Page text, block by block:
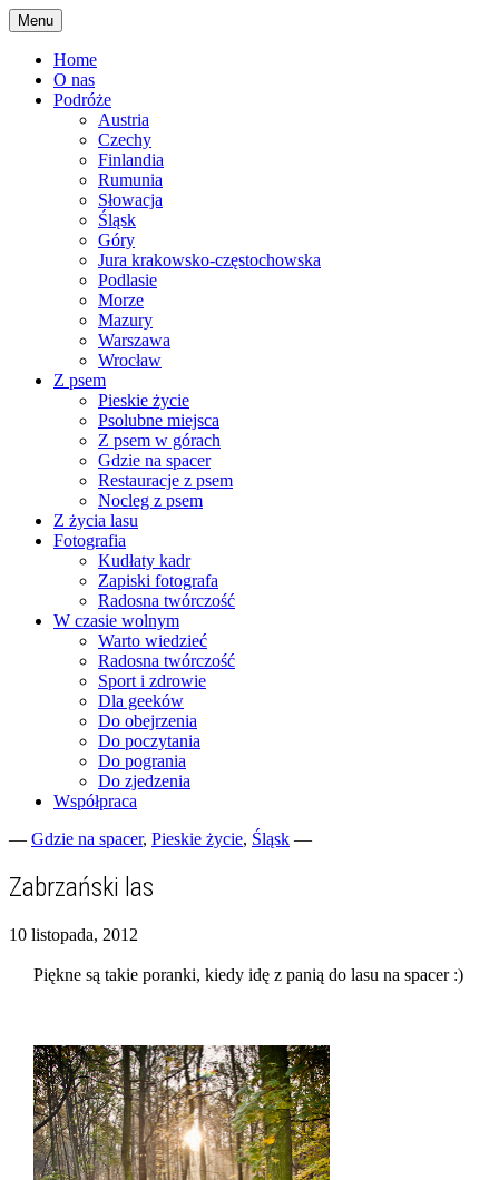
Skip
to
content
Menu
Home
O nas
Podróże
Austria
Czechy
Finlandia
Rumunia
Słowacja
Śląsk
Góry
Jura krakowsko-częstochowska
Podlasie
Morze
Mazury
Warszawa
Wrocław
Z psem
Pieskie życie
Psolubne miejsca
Z psem w górach
Gdzie na spacer
Restauracje z psem
Nocleg z psem
Z życia lasu
Fotografia
Kudłaty kadr
Zapiski fotografa
Radosna twórczość
W czasie wolnym
Warto wiedzieć
Radosna twórczość
Sport i zdrowie
Dla geeków
Do obejrzenia
Do poczytania
Do pogrania
Do zjedzenia
Współpraca
zgranestado.pl
— Gdzie na spacer, Pieskie życie, Śląsk —
Zabrzański las
10 listopada, 2012
Piękne są takie poranki, kiedy idę z panią do lasu na spacer :)